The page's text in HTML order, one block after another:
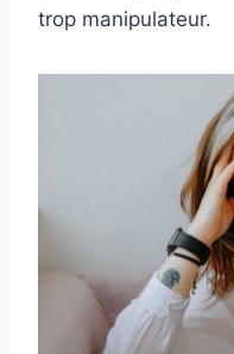
trop manipulateur.